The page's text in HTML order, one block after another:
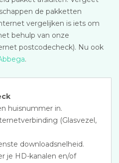
de pakketten
vergelijken is iets om
behulp van onze
postcodecheck). Nu ook
.
huisnummer in.
(Glasvezel,
downloadsnelheid.
je HD-kanalen en/of